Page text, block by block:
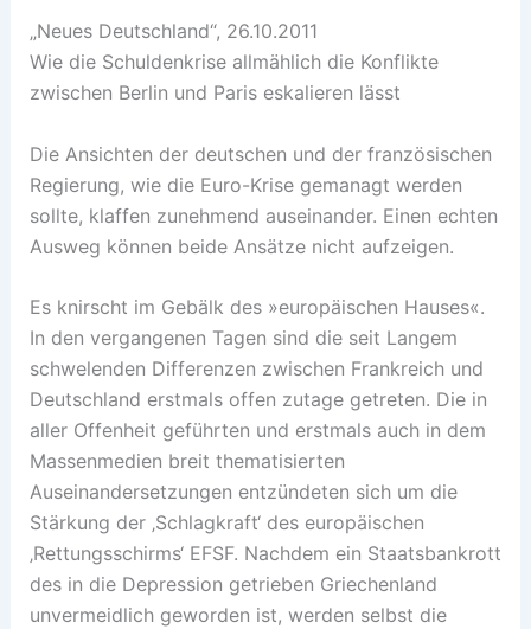
„Neues Deutschland“, 26.10.2011
Wie die Schuldenkrise allmählich die Konflikte
zwischen Berlin und Paris eskalieren lässt
Die Ansichten der deutschen und der französischen
Regierung, wie die Euro-Krise gemanagt werden
sollte, klaffen zunehmend auseinander. Einen echten
Ausweg können beide Ansätze nicht aufzeigen.
Es knirscht im Gebälk des »europäischen Hauses«.
In den vergangenen Tagen sind die seit Langem
schwelenden Differenzen zwischen Frankreich und
Deutschland erstmals offen zutage getreten. Die in
aller Offenheit geführten und erstmals auch in dem
Massenmedien breit thematisierten
Auseinandersetzungen entzündeten sich um die
Stärkung der ‚Schlagkraft‘ des europäischen
‚Rettungsschirms‘ EFSF. Nachdem ein Staatsbankrott
des in die Depression getrieben Griechenland
unvermeidlich geworden ist, werden selbst die